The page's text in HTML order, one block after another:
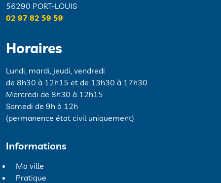
56290 PORT-LOUIS
02 97 82 59 59
Horaires
Lundi, mardi, jeudi, vendredi
de 8h30 à 12h15 et de 13h30 à 17h30
Mercredi de 8h30 à 12h15
Samedi de 9h à 12h
(permanence état civil uniquement)
Informations
Ma ville
Pratique